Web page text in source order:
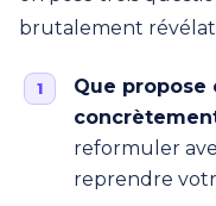
brutalement
Que
reformuler
reprendre